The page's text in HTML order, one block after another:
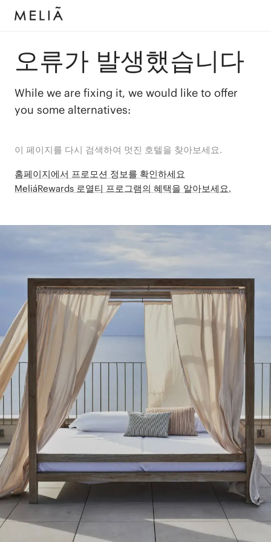
오류가 발생했습니다
While we are fixing it, we would like to offer
you some alternatives:
이 페이지를 다시 검색하여 멋진 호텔을 찾아보세요.
홈페이지에서 프로모션 정보를 확인하세요
MeliáRewards 로열티 프로그램의 혜택을 알아보세요.